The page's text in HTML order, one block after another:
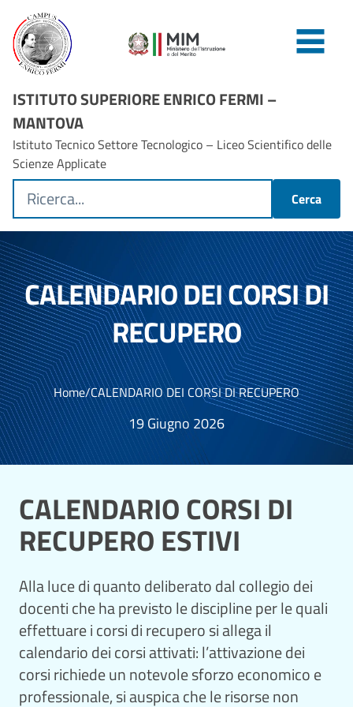
ISTITUTO SUPERIORE ENRICO FERMI –
MANTOVA
Istituto Tecnico Settore Tecnologico – Liceo Scientifico delle
Scienze Applicate
Cerca
CALENDARIO DEI CORSI DI
RECUPERO
Home/CALENDARIO DEI CORSI DI RECUPERO
19 Giugno 2026
CALENDARIO CORSI DI
RECUPERO ESTIVI
Alla luce di quanto deliberato dal collegio dei
docenti che ha previsto le discipline per le quali
effettuare i corsi di recupero si allega il
calendario dei corsi attivati: l’attivazione dei
corsi richiede un notevole sforzo economico e
professionale, si auspica che le risorse non